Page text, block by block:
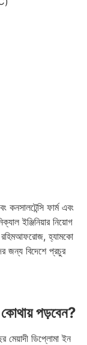
কনসালটেন্সি ফার্ম এবং
ইঞ্জিনিয়ার নিয়োগ
রহিমআফরোজ, হ্যামকো
জন্য বিদেশে প্রচুর
কোথায় পড়বেন?
মেয়াদী ডিপ্লোমা ইন